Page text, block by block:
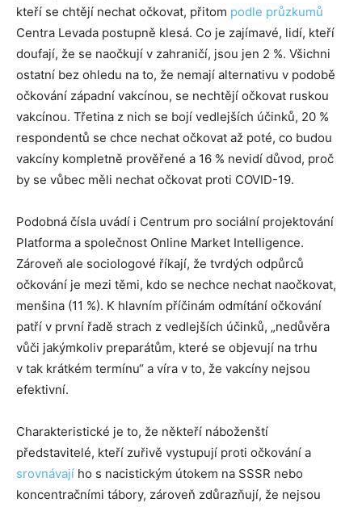
kteří se chtějí nechat očkovat, přitom podle průzkumů
Centra Levada postupně klesá. Co je zajímavé, lidí, kteří
doufají, že se naočkují v zahraničí, jsou jen 2 %. Všichni
ostatní bez ohledu na to, že nemají alternativu v podobě
očkování západní vakcínou, se nechtějí očkovat ruskou
vakcínou. Třetina z nich se bojí vedlejších účinků, 20 %
respondentů se chce nechat očkovat až poté, co budou
vakcíny kompletně prověřené a 16 % nevidí důvod, proč
by se vůbec měli nechat očkovat proti COVID-19.
Podobná čísla uvádí i Centrum pro sociální projektování
Platforma a společnost Online Market Intelligence.
Zároveň ale sociologové říkají, že tvrdých odpůrců
očkování je mezi těmi, kdo se nechce nechat naočkovat,
menšina (11 %). K hlavním příčinám odmítání očkování
patří v první řadě strach z vedlejších účinků, „nedůvěra
vůči jakýmkoliv preparátům, které se objevují na trhu
v tak krátkém termínu“ a víra v to, že vakcíny nejsou
efektivní.
Charakteristické je to, že někteří náboženští
představitelé, kteří zuřivě vystupují proti očkování a
srovnávají ho s nacistickým útokem na SSSR nebo
koncentračními tábory, zároveň zdůrazňují, že nejsou